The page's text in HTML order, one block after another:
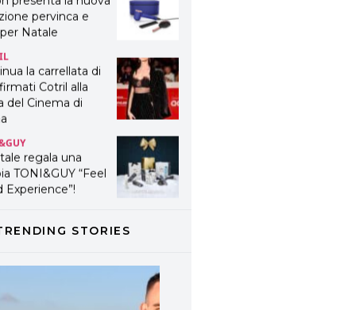
pervinca e
Natale
la carrellata di
Cotril alla
del Cinema di
regala una
TONI&GUY “Feel
Experience”!
lancia la suaSTORIES